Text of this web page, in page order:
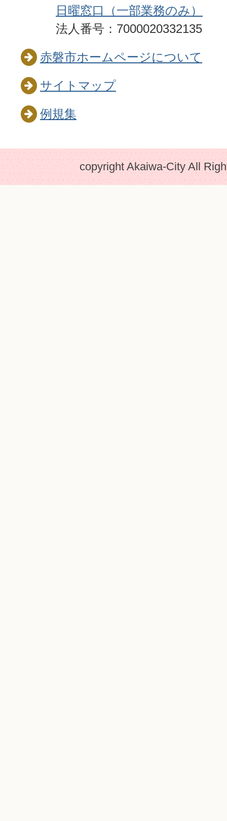
日曜窓口（一部業務のみ）
法人番号：7000020332135
赤磐市ホームページについて
サイトマップ
例規集
copyright Akaiwa-City All